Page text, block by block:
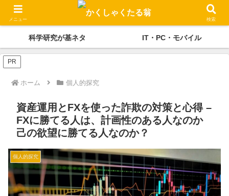
かくしゃくの独り言 メディケーション
科学研究が基ネタ IT・PC・モバイル
PR
ホーム 個人的探究
資産運用とFXを使った詐欺の対策と心得 –
FXに勝てる人は、計画性のある人なのか
己の欲望に勝てる人なのか？
個人的探究
メニュー 検索